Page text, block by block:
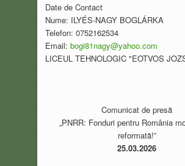
Date de Contact
Nume: ILYÉS-NAGY BOGLÁRKA
Telefon: 0752162534
Email: bogi81nagy@yahoo.com
LICEUL TEHNOLOGIC "EOTVOS
Comunicat de presă
„PNRR: Fonduri pentru România
reformată!”
25.03.2026